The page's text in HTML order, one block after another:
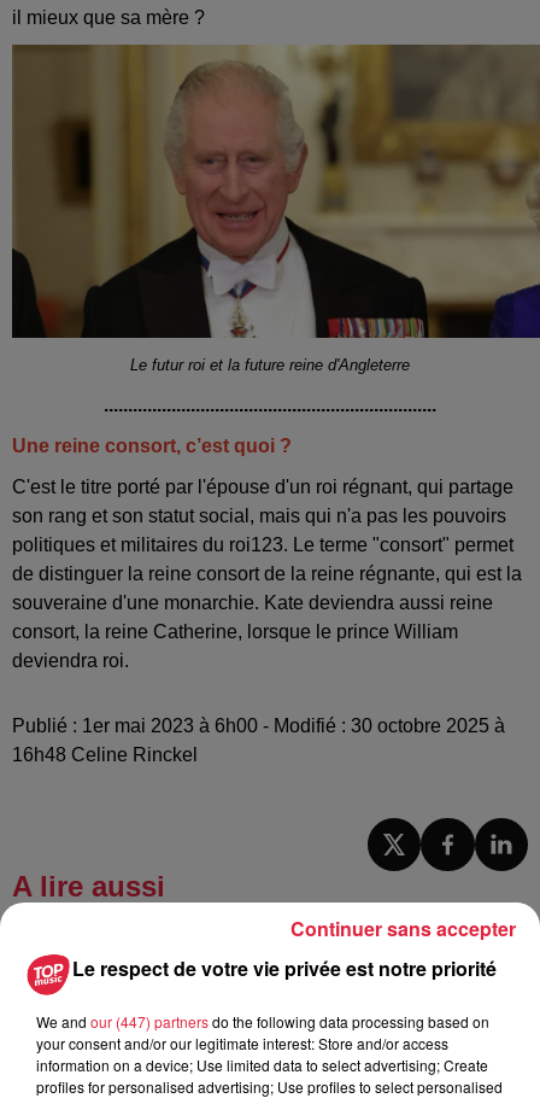
il mieux que sa mère ?
Le futur roi et la future reine d'Angleterre
.....................................................................
Une reine consort, c’est quoi ?
C'est le titre porté par l'épouse d'un roi régnant, qui partage
son rang et son statut social, mais qui n'a pas les pouvoirs
politiques et militaires du roi123. Le terme "consort" permet
de distinguer la reine consort de la reine régnante, qui est la
souveraine d'une monarchie. Kate deviendra aussi reine
consort, la reine Catherine, lorsque le prince William
deviendra roi.
Publié : 1er mai 2023 à 6h00 - Modifié : 30 octobre 2025 à
16h48 Celine Rinckel
A lire aussi
À Hoerdt, de l’eau brune sort des
Le respect de votre vie privée est notre priorité
We and our (447) partnersdo the following data processing based on
your consent and/or our legitimate interest: Store and/or access
information on a device; Use limited data to select advertising; Create
profiles for personalised advertising; Use profiles to select personalised
Continuer sans accepter